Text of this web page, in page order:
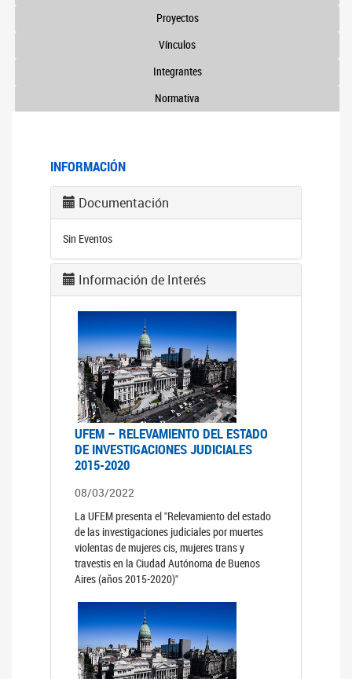
Proyectos
Vínculos
Integrantes
Normativa
INFORMACIÓN
Documentación
Sin Eventos
Información de Interés
UFEM – RELEVAMIENTO DEL ESTADO
DE INVESTIGACIONES JUDICIALES
2015-2020
08/03/2022
La UFEM presenta el "Relevamiento del estado
de las investigaciones judiciales por muertes
violentas de mujeres cis, mujeres trans y
travestis en la Ciudad Autónoma de Buenos
Aires (años 2015-2020)"